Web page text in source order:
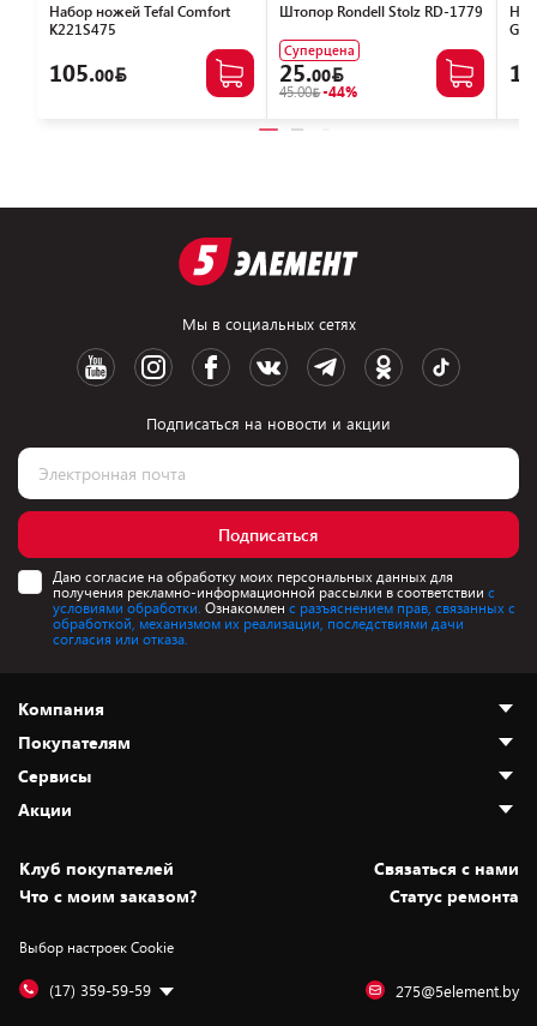
Набор ножей Tefal Сomfort
K221S475
105.00
Штопор Rondell Stolz RD-1779
Суперцена
25.00
45.00 -44%
Мы в социальных сетях
Подписаться на новости и акции
Подписаться
Даю согласие на обработку моих персональных данных для
получения рекламно-информационной рассылки в соответствии с
условиями обработки. Ознакомлен с разъяснением прав, связанных с
обработкой, механизмом их реализации, последствиями дачи
согласия или отказа.
Компания
О нас
Адреса магазинов
Новости
Статьи и обзоры
Вакансии
Дай пять добру!
Покупателям
Как сделать заказ
Оплата и доставка
Безналичный расчёт
Обмен и возврат товара
Обработка персональных данных
Подарочные карты
Сервисы
Установка техники
Для игровых консолей
Для мобильных устройств
Для компьютеров
Акции
Скидки и промокоды
Белорусские товары
Бонусы
Оплата частями
Клуб покупателей
Cвязаться с нами
Что с моим заказом?
Статус ремонта
Выбор настроек Cookie
(17) 359-59-59 275@5element.by